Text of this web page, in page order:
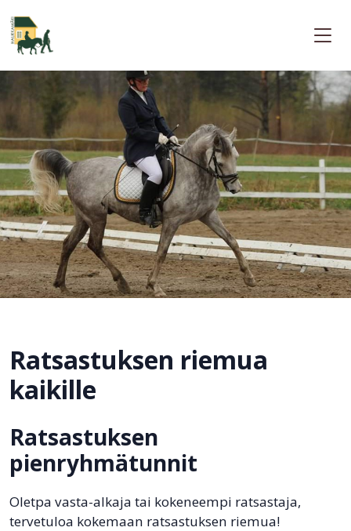
Ratsastuksen riemua
kaikille
Ratsastuksen
pienryhmätunnit
Oletpa vasta-alkaja tai kokeneempi ratsastaja,
tervetuloa kokemaan ratsastuksen riemua!